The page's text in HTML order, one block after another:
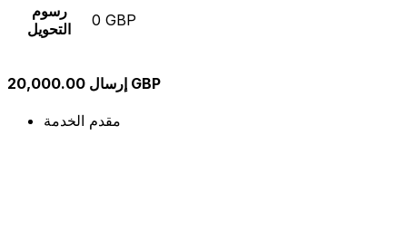
رسوم
التحويل
0 GBP
إرسال 20,000.00 GBP
مقدم الخدمة